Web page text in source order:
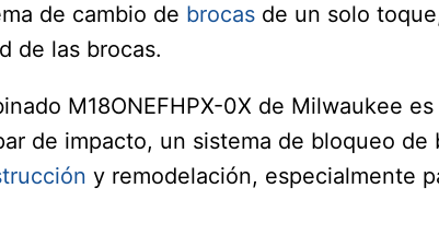
de cambio de brocas de un solo
de las brocas.
M18ONEFHPX-0X de Milwaukee
de impacto, un sistema de bloqueo
y remodelación, especialmente